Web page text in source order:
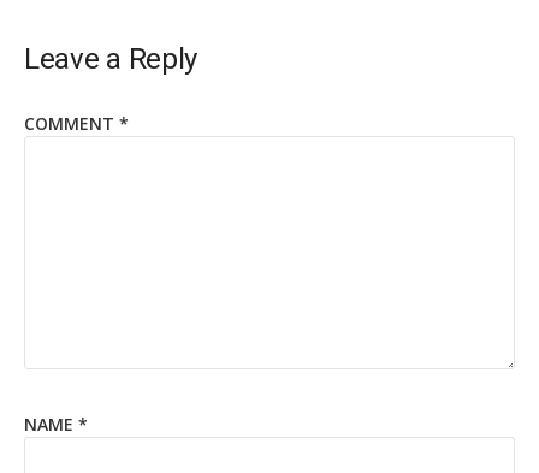
Leave a Reply
COMMENT *
NAME *